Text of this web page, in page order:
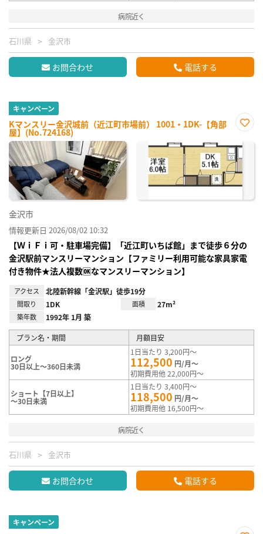
病院近く
石川県 金沢市
お問合わせ 電話する
キャンペーン
Kマンスリー金沢城前（近江町市場前） 1001・1DK-【角部
屋】(No.724168)
に入
り登
録
金沢市
情報更新日 2026/08/02 10:32
【ＷｉＦｉ可・駐車場完備】「近江町いちば館」まで徒歩６分の
金沢駅前マンスリーマンション【ファミリー利用可能な家具家電
付き物件★法人複数🆗なマンスリーマンション】
アクセス 北陸新幹線「金沢駅」徒歩19分
間取り 1DK 面積 27m²
築年数 1992年 1月 築
プラン名・期間 月額目安
ロング
30日以上～360日未満
1日当たり 3,200円～
112,500 円/月～
初期費用他 22,000円～
ショート【7日以上】
～30日未満
1日当たり 3,400円～
118,500 円/月～
初期費用他 16,500円～
病院近く
石川県 金沢市
お問合わせ 電話する
キャンペーン